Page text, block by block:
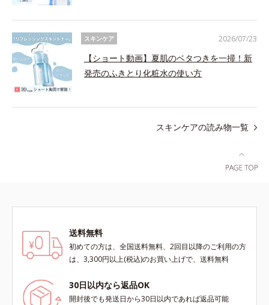
スキンケア
【ショート動画】夏肌のベタつきを一掃！新
発売のふきとり化粧水の使い方
2026/07/23
スキンケアの読み物一覧
送料無料
初めての方は、全国送料無料、2回目以降のご利用の方
は、3,300円以上(税込)のお買い上げで、送料無料
30日以内なら返品OK
開封後でも発送日から30日以内であれば返品可能